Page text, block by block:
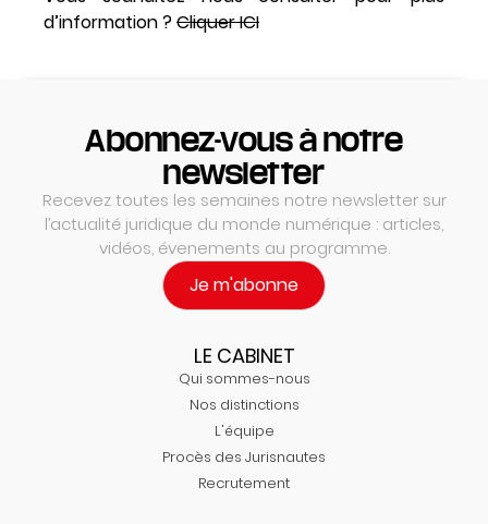
d’information ?Cliquer ICI
Abonnez-vous à notre
newsletter
Recevez toutes les semaines notre newsletter sur
l’actualité juridique du monde numérique : articles,
vidéos, évenements au programme.
Je m'abonne
LE CABINET
Qui sommes-nous
Nos distinctions
L'équipe
Procès des Jurisnautes
Recrutement